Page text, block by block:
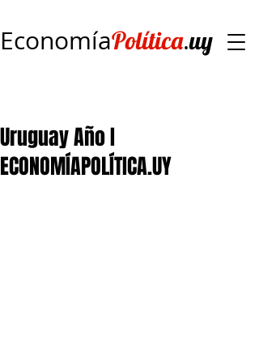
EconomíaPolítica.uy
Uruguay Año I
ECONOMÍAPOLÍTICA.UY